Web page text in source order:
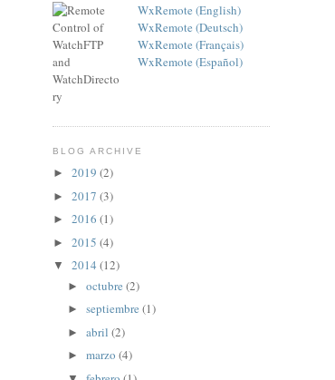
WxRemote (English)
WxRemote (Deutsch)
WxRemote (Français)
WxRemote (Español)
BLOG ARCHIVE
► 2019 (2)
► 2017 (3)
► 2016 (1)
► 2015 (4)
▼ 2014 (12)
► octubre (2)
► septiembre (1)
► abril (2)
► marzo (4)